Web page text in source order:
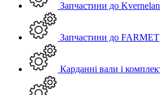
Запчастини до
Запчастини до FARMET
Карданні вали і